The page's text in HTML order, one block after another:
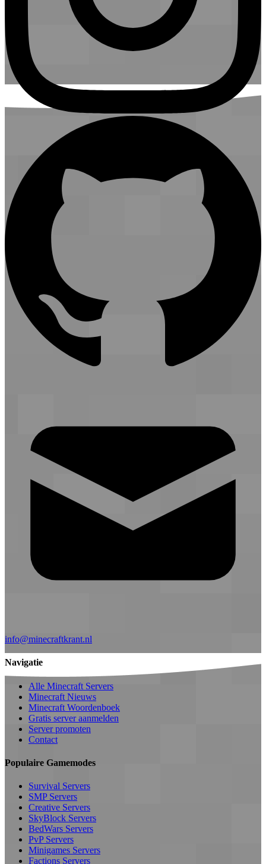
info@minecraftkrant.nl
Navigatie
Alle Minecraft Servers
Minecraft Nieuws
Minecraft Woordenboek
Gratis server aanmelden
Server promoten
Contact
Populaire Gamemodes
Survival Servers
SMP Servers
Creative Servers
SkyBlock Servers
BedWars Servers
PvP Servers
Minigames Servers
Factions Servers